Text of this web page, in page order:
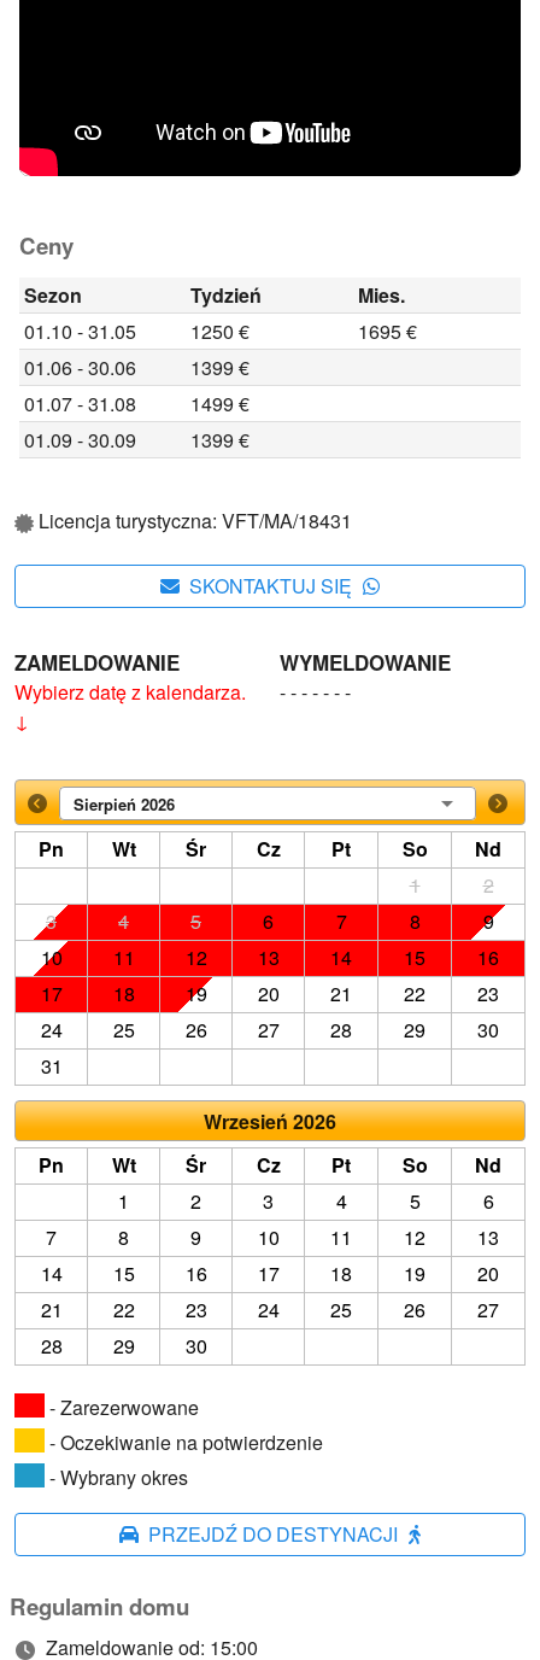
Ceny
Sezon Tydzień
Mies.
01.10 - 31.05
1250 €
1695 €
01.06 - 30.06
1399 €
01.07 - 31.08
1499 €
01.09 - 30.09
1399 €
Licencja turystyczna: VFT/MA/18431
SKONTAKTUJ SIĘ
ZAMELDOWANIE
Wybierz datę z kalendarza.
↓
WYMELDOWANIE
- - - - - - -
Sierpień 2026
Pn Wt Śr Cz Pt So
Nd
1
2
3
4 5 6 7 8
9
10
11 12 13 14 15
16
17
18 19 20 21 22
23
24
25 26 27 28 29
30
31
Wrzesień 2026
Pn
Wt Śr Cz Pt So
Nd
1
2 3 4 5
6
7
8 9 10 11 12
13
14
15 16 17 18 19
20
21
22 23 24 25 26
27
28
29 30
- Zarezerwowane
- Oczekiwanie na potwierdzenie
- Wybrany okres
PRZEJDŹ DO DESTYNACJI
Regulamin domu
Zameldowanie od: 15:00